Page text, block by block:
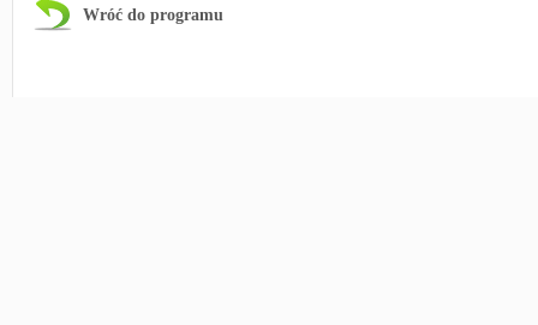
Wróć do programu